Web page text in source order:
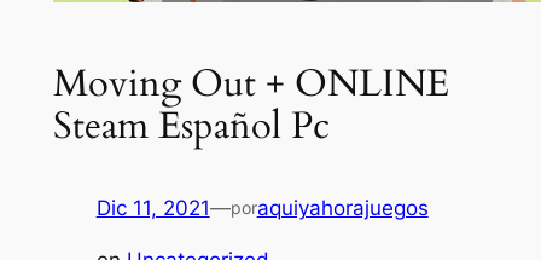
Moving Out + ONLINE
Steam Español Pc
Dic 11, 2021—poraquiyahorajuegos